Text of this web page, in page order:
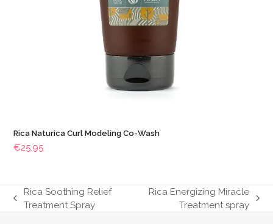
Rica Naturica Curl Modeling Co-Wash
€25.95
previous
Rica Soothing Relief
Treatment Spray
Rica Energizing Miracle
Treatment spray